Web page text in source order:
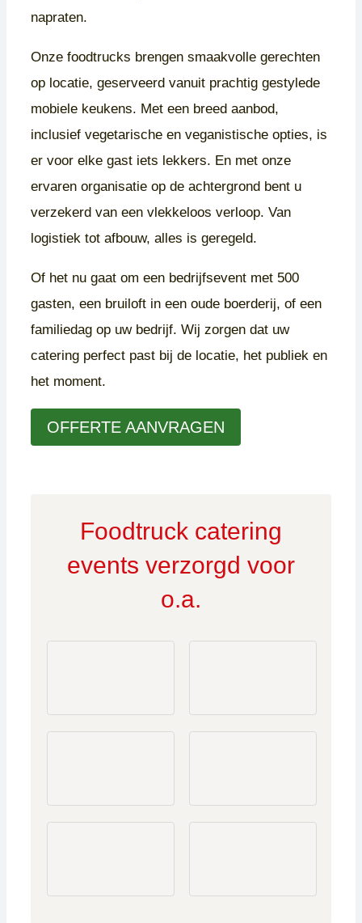
napraten.
Onze foodtrucks brengen smaakvolle gerechten
op locatie, geserveerd vanuit prachtig gestylede
mobiele keukens. Met een breed aanbod,
inclusief vegetarische en veganistische opties, is
er voor elke gast iets lekkers. En met onze
ervaren organisatie op de achtergrond bent u
verzekerd van een vlekkeloos verloop. Van
logistiek tot afbouw, alles is geregeld.
Of het nu gaat om een bedrijfsevent met 500
gasten, een bruiloft in een oude boerderij, of een
familiedag op uw bedrijf. Wij zorgen dat uw
catering perfect past bij de locatie, het publiek en
het moment.
OFFERTE AANVRAGEN
Foodtruck catering
events verzorgd voor
o.a.